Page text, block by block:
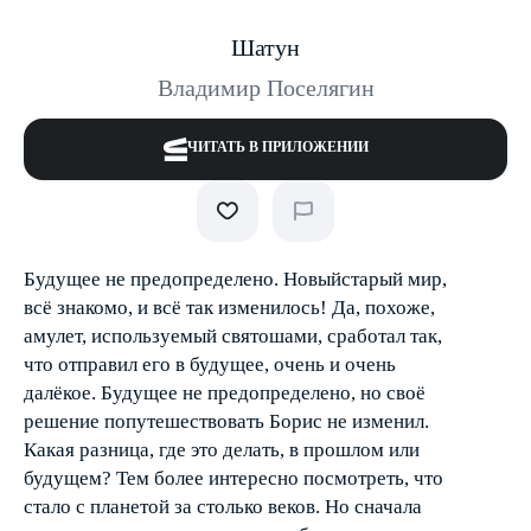
Шатун
Владимир Поселягин
ЧИТАТЬ В ПРИЛОЖЕНИИ
Будущее не предопределено. Новый­старый мир,
всё знакомо, и всё так изменилось! Да, похоже,
амулет, используемый святошами, сработал так,
что отправил его в будущее, очень и очень
далёкое. Будущее не предопределено, но своё
решение попутешествовать Борис не изменил.
Какая разница, где это делать, в прошлом или
будущем? Тем более интересно посмотреть, что
стало с планетой за столько веков. Но сначала